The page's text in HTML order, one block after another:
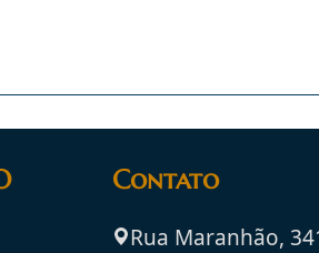
Contato
Rua Maranhão,